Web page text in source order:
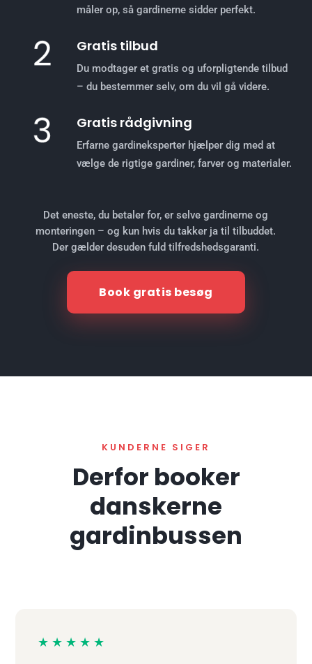
måler op, så gardinerne sidder perfekt.
Gratis tilbud
Du modtager et gratis og uforpligtende tilbud
– du bestemmer selv, om du vil gå videre.
Gratis rådgivning
Erfarne gardineksperter hjælper dig med at
vælge de rigtige gardiner, farver og materialer.
Det eneste, du betaler for, er selve gardinerne og
monteringen – og kun hvis du takker ja til tilbuddet.
Der gælder desuden fuld tilfredshedsgaranti.
Book gratis besøg
KUNDERNE SIGER
Derfor booker
danskerne
gardinbussen
★★★★★